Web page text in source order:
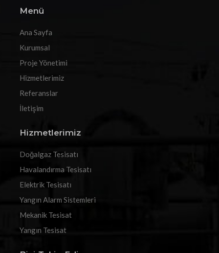
Menü
Ana Sayfa
Kurumsal
Proje Yönetimi
Hizmetlerimiz
Referanslar
İletişim
Hizmetlerimiz
Doğalgaz Tesisatı
Havalandırma Tesisatı
Elektrik Tesisatı
Yangın Alarm Sistemleri
Mekanik Tesisat
Yangın Tesisat